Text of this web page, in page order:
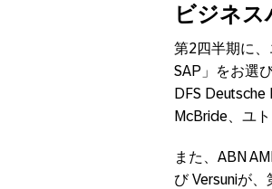
ビジネス
第2四半期に
SAP」をお選
DFS Deutsche
McBride、ユ
また、ABN
び Versuniが